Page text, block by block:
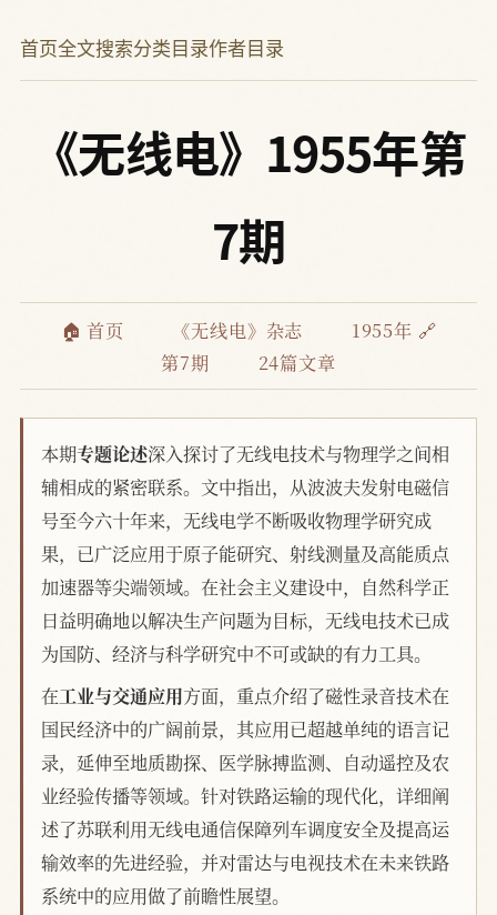
首页全文搜索分类目录作者目录
《无线电》1955年第
7期
🏠 首页 《无线电》杂志
1955年 🔗
第7期
24篇文章
本期专题论述深入探讨了无线电技术与物理学之间相
辅相成的紧密联系。文中指出，从波波夫发射电磁信
号至今六十年来，无线电学不断吸收物理学研究成
果，已广泛应用于原子能研究、射线测量及高能质点
加速器等尖端领域。在社会主义建设中，自然科学正
日益明确地以解决生产问题为目标，无线电技术已成
为国防、经济与科学研究中不可或缺的有力工具。
在工业与交通应用方面，重点介绍了磁性录音技术在
国民经济中的广阔前景，其应用已超越单纯的语言记
录，延伸至地质勘探、医学脉搏监测、自动遥控及农
业经验传播等领域。针对铁路运输的现代化，详细阐
述了苏联利用无线电通信保障列车调度安全及提高运
输效率的先进经验，并对雷达与电视技术在未来铁路
系统中的应用做了前瞻性展望。